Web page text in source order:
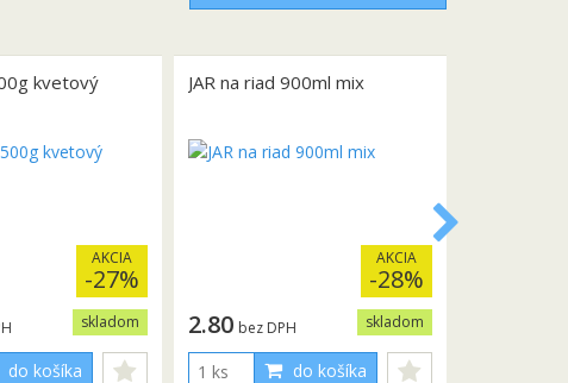
kvetový
AKCIA
-27%
skladom
do košíka
JAR na riad 900ml mix
AKCIA
-28%
skladom
2.80 bez DPH
do košíka